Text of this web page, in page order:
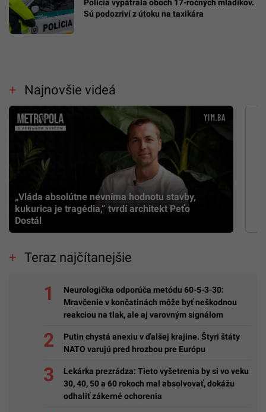
Polícia vypátrala oboch 17-ročných mladíkov.
Sú podozriví z útoku na taxikára
Najnovšie videá
„Vláda absolútne nevníma hodnotu stavby,
kukurica je tragédia,” tvrdí architekt Peťo
Dostál
Teraz najčítanejšie
Neurologička odporúča metódu 60-5-3-30:
Mravčenie v končatinách môže byť neškodnou
reakciou na tlak, ale aj varovným signálom
Putin chystá anexiu v ďalšej krajine. Štyri štáty
NATO varujú pred hrozbou pre Európu
Lekárka prezrádza: Tieto vyšetrenia by si vo veku
30, 40, 50 a 60 rokoch mal absolvovať, dokážu
odhaliť zákerné ochorenia